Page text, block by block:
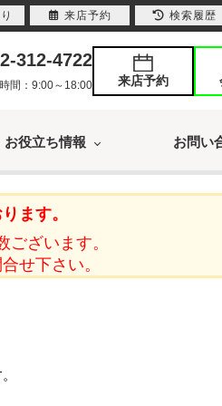
312-4722
間：9:00～18:00 来店予約
お役立ち情報 お問い
ます。
ざいます。
せ下さい。
来店予約 検索履歴